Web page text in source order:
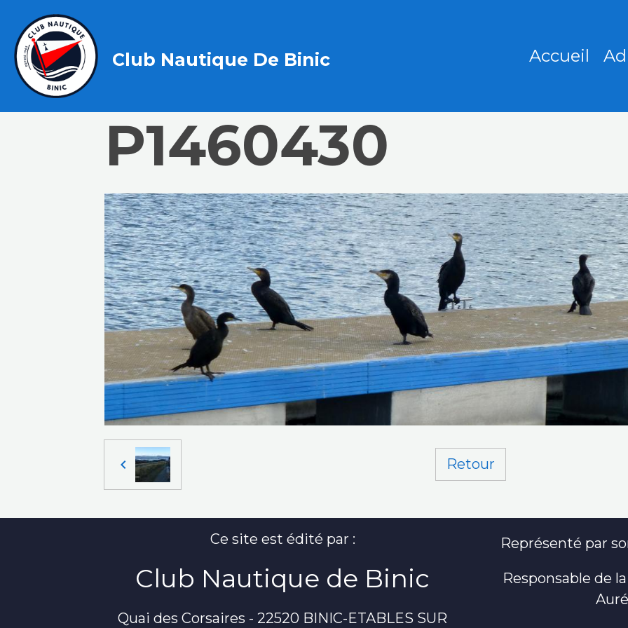
Club Nautique De Binic Accueil
P1460430
Retour
Ce site est édité par :
Club Nautique de Binic
Quai des Corsaires - 22520 BINIC-ETABLES SUR
Représenté par
Responsable de